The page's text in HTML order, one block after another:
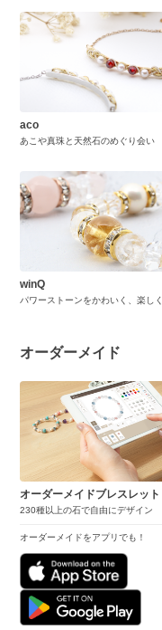
aco
あこや真珠と天然石のめぐり会い
winQ
パワーストーンをかわいく、楽しく
オーダーメイド
オーダーメイドブレスレット
230種以上の石で自由にデザイン
オーダーメイドをアプリでも！